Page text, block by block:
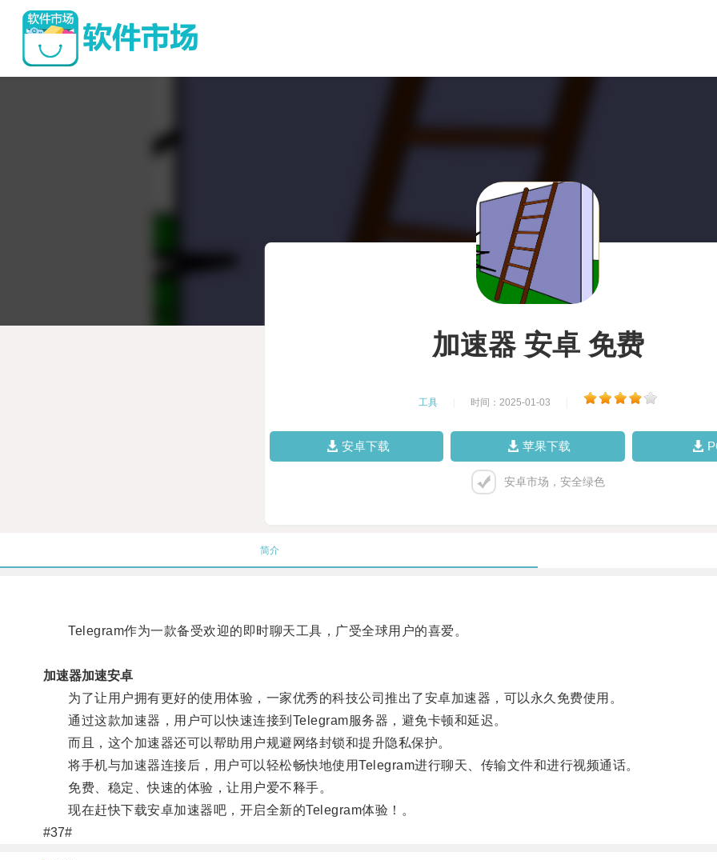
加速器 安卓 免费
工具 时间：2025-01-03
安卓下载 苹果下载
安卓市场，安全绿色
简介
Telegram作为一款备受欢迎的即时聊天工具，广受全球用户的喜爱。
加速器加速安卓
为了让用户拥有更好的使用体验，一家优秀的科技公司推出了安卓加速器，可以永久免费使用。
通过这款加速器，用户可以快速连接到Telegram服务器，避免卡顿和延迟。
而且，这个加速器还可以帮助用户规避网络封锁和提升隐私保护。
将手机与加速器连接后，用户可以轻松畅快地使用Telegram进行聊天、传输文件和进行视频通话。
免费、稳定、快速的体验，让用户爱不释手。
现在赶快下载安卓加速器吧，开启全新的Telegram体验！。
#37#